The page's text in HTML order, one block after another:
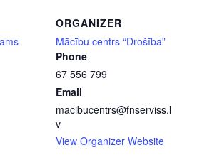
ORGANIZER
Mācību centrs “Drošība”
Phone
67 556 799
Email
macibucentrs@fnserviss.l
v
View Organizer Website